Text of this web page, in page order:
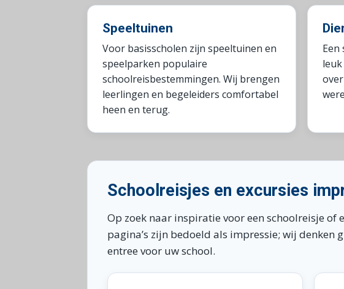
Speeltuinen
Voor basisscholen zijn speeltuinen en
speelparken populaire
schoolreisbestemmingen. Wij brengen
leerlingen en begeleiders comfortabel
heen en terug.
Een
Schoolreisjes en excursies
Op zoek naar inspiratie voor een schoolreisje of
pagina’s zijn bedoeld als impressie; wij denken
entree voor uw school.